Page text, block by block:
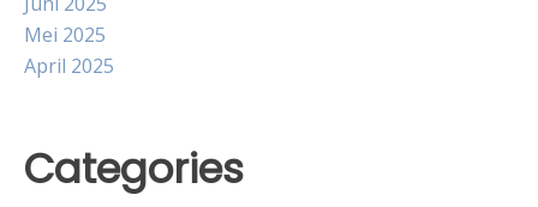
Mei 2025
April 2025
Categories